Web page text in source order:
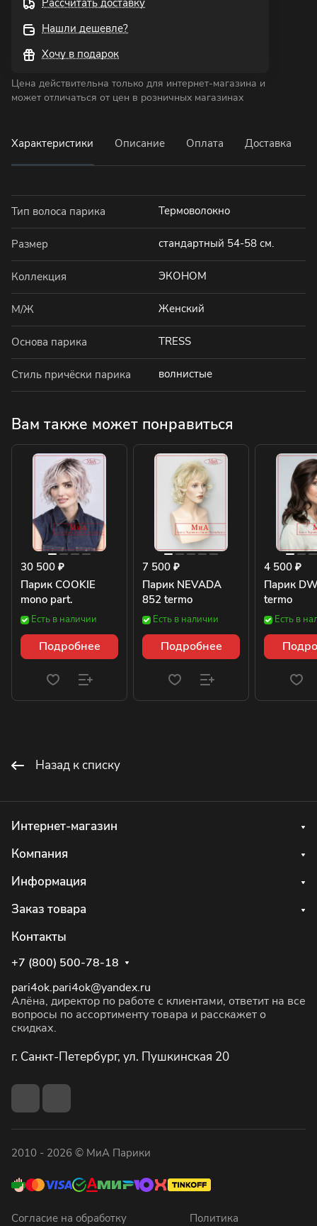
Рассчитать доставку
Нашли дешевле?
Хочу в подарок
Цена действительна только для интернет-магазина и
может отличаться от цен в розничных магазинах
Характеристики Описание Оплата Доставка
Тип волоса парика Термоволокно
Размер стандартный 54-58 см.
Коллекция ЭКОНОМ
М/Ж Женский
Основа парика TRESS
Стиль причёски парика волнистые
Вам также может понравиться
30 500 ₽
Парик COOKIE
mono part.
Есть в наличии
Подробнее
7 500 ₽
Парик NEVADA
852 termo
Есть в наличии
Подробнее
4 500 ₽
Парик
termo
Есть в
Назад к списку
Интернет-магазин
Компания
Информация
Заказ товара
Контакты
+7 (800) 500-78-18
pari4ok.pari4ok@yandex.ru
Алёна, директор по работе с клиентами, ответит на все
вопросы по ассортименту товара и расскажет о
скидках.
г. Санкт-Петербург, ул. Пушкинская 20
2010 - 2026 © МиА Парики
Согласие на обработку Политика